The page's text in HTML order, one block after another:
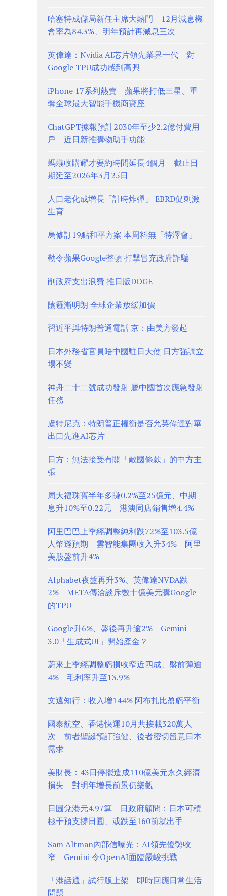
哈塞特成儲局新任主席大熱門 12月減息機
會率為84.3%、明年預計再減息三次
英偉達：Nvidia AI芯片領先業界一代 對
Google TPU成功感到高興
iPhone 17系列熱賣 蘋果將打低三星、重
奪全球最大智能手機商寶座
ChatGPT據報預計2030年至少2.2億付費用
戶 近日新推購物助手功能
螞蟻收購耀才要約時間延長4個月 截止日
期延至2026年3月25日
人口老化成增長「計時炸彈」 EBRD促刺激
生育
烏修訂19點和平方案 本周料無「特澤會」
勒令蘋果Google整頓 打擊冒充政府詐騙
削政府支出浪費 推日版DOGE
陰霾漸明朗 全球企業放緩加價
習近平與特朗普通電話 京：由美方發起
日本外務省官員晤中國駐日大使 日方強調立
場不變
神舟二十二號成功發射 屬中國首次應急發射
任務
盧特尼克：特朗普正權衡是否允英偉達對華
出口先進AI芯片
日方：無法接受有關「敵國條款」的中方主
張
周大福珠寶半年多賺0.2%至25億元、中期
息升10%至0.22元 港澳同店銷售增4.4%
阿里巴巴上季經調整純利跌72%至103.5億
人幣遜預期 雲智能集團收入升34% 阿里
美股盤前升4%
Alphabet夜盤再升3%、英偉達NVDA跌
2% META傳洽談斥數十億美元購Google
的TPU
Google升6%、盤後再升逾2% Gemini
3.0「生成式UI」開始產金？
蔚來上季經調整虧損收窄近四成、盤前彈逾
4% 毛利率升至13.9%
文遠知行：收入增144% 阿布扎比盈虧平衡
國泰航空、香港快運10月共接載320萬人
次 前者聖誕預訂強健、後者密切留意日本
需求
美財長：43日停擺造成110億美元永久經濟
損失 對明年增長前景仍樂觀
日圓兌港元4.97算 日政府顧問：日本可積
極干預支撐日圓、或跌至160前就出手
Sam Altman內部信曝光：AI領先優勢收
窄 Gemini 令OpenAI面臨嚴峻挑戰
「港話通」試行版上架 即時回應日常生活
問題